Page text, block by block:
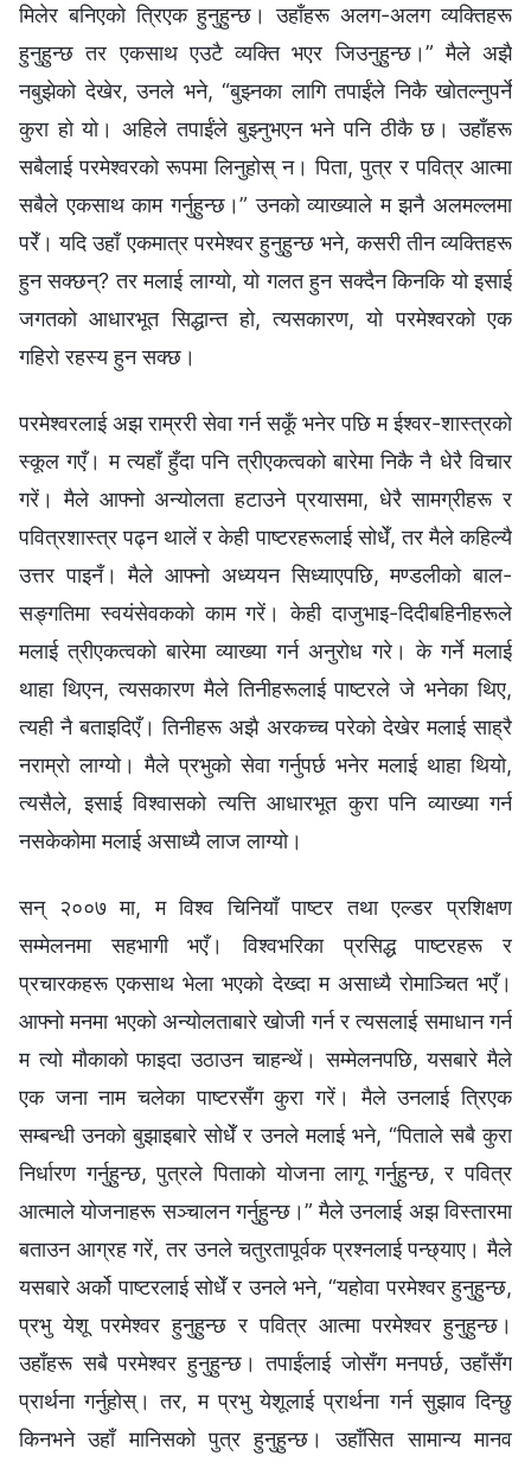
मिलेर बनिएको त्रिएक हुनुहुन्छ। उहाँहरू अलग-अलग व्यक्तिहरू
हुनुहुन्छ तर एकसाथ एउटै व्यक्ति भएर जिउनुहुन्छ।” मैले अझै
नबुझेको देखेर, उनले भने, “बुझ्नका लागि तपाईंले निकै खोतल्नुपर्ने
कुरा हो यो। अहिले तपाईंले बुझ्नुभएन भने पनि ठीकै छ। उहाँहरू
सबैलाई परमेश्‍वरको रूपमा लिनुहोस् न। पिता, पुत्र र पवित्र आत्मा
सबैले एकसाथ काम गर्नुहुन्छ।” उनको व्याख्याले म झनै अलमल्लमा
परेँ। यदि उहाँ एकमात्र परमेश्‍वर हुनुहुन्छ भने, कसरी तीन व्यक्तिहरू
हुन सक्छन्? तर मलाई लाग्यो, यो गलत हुन सक्दैन किनकि यो इसाई
जगतको आधारभूत सिद्धान्त हो, त्यसकारण, यो परमेश्‍वरको एक
गहिरो रहस्य हुन सक्छ।
परमेश्‍वरलाई अझ राम्ररी सेवा गर्न सकूँ भनेर पछि म ईश्‍वर-शास्‍त्रको
स्कूल गएँ। म त्यहाँ हुँदा पनि त्रीएकत्वको बारेमा निकै नै धेरै विचार
गरें। मैले आफ्नो अन्योलता हटाउने प्रयासमा, धेरै सामग्रीहरू र
पवित्रशास्त्र पढ्न थालें र केही पाष्टरहरूलाई सोधेँ, तर मैले कहिल्यै
उत्तर पाइनँ। मैले आफ्नो अध्ययन सिध्याएपछि, मण्डलीको बाल-
सङ्गतिमा स्वयंसेवकको काम गरें। केही दाजुभाइ-दिदीबहिनीहरूले
मलाई त्रीएकत्वको बारेमा व्याख्या गर्न अनुरोध गरे। के गर्ने मलाई
थाहा थिएन, त्यसकारण मैले तिनीहरूलाई पाष्टरले जे भनेका थिए,
त्यही नै बताइदिएँ। तिनीहरू अझै अरकच्च परेको देखेर मलाई साह्रै
नराम्रो लाग्यो। मैले प्रभुको सेवा गर्नुपर्छ भनेर मलाई थाहा थियो,
त्यसैले, इसाई विश्‍वासको त्यत्ति आधारभूत कुरा पनि व्याख्या गर्न
नसकेकोमा मलाई असाध्यै लाज लाग्यो।
सन् २००७ मा, म विश्‍व चिनियाँ पाष्टर तथा एल्डर प्रशिक्षण
सम्मेलनमा सहभागी भएँ। विश्‍वभरिका प्रसिद्ध पाष्टरहरू र
प्रचारकहरू एकसाथ भेला भएको देख्दा म असाध्यै रोमाञ्चित भएँ।
आफ्नो मनमा भएको अन्योलताबारे खोजी गर्न र त्यसलाई समाधान गर्न
म त्यो मौकाको फाइदा उठाउन चाहन्थें। सम्मेलनपछि, यसबारे मैले
एक जना नाम चलेका पाष्टरसँग कुरा गरें। मैले उनलाई त्रिएक
सम्‍बन्धी उनको बुझाइबारे सोधेँ र उनले मलाई भने, “पिताले सबै कुरा
निर्धारण गर्नुहुन्छ, पुत्रले पिताको योजना लागू गर्नुहुन्छ, र पवित्र
आत्माले योजनाहरू सञ्चालन गर्नुहुन्छ।” मैले उनलाई अझ विस्तारमा
बताउन आग्रह गरें, तर उनले चतुरतापूर्वक प्रश्नलाई पन्छ्याए। मैले
यसबारे अर्को पाष्टरलाई सोधेँ र उनले भने, “यहोवा परमेश्‍वर हुनुहुन्छ,
प्रभु येशू परमेश्‍वर हुनुहुन्छ र पवित्र आत्मा परमेश्‍वर हुनुहुन्छ।
उहाँहरू सबै परमेश्‍वर हुनुहुन्छ। तपाईंलाई जोसँग मनपर्छ, उहाँसँग
प्रार्थना गर्नुहोस्। तर, म प्रभु येशूलाई प्रार्थना गर्न सुझाव दिन्छु
किनभने उहाँ मानिसको पुत्र हुनुहुन्छ। उहाँसित सामान्य मानव